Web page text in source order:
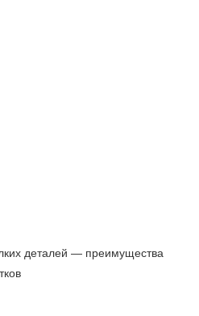
деталей — преимущества